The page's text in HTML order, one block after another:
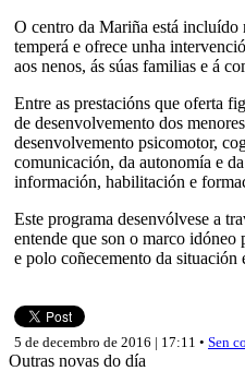
O centro da Mariña está incluído
temperá e ofrece unha
aos nenos, ás súas familias e á
Entre as prestacións que oferta
de desenvolvemento dos
desenvolvemento psicomotor,
comunicación, da autonomía e
información, habilitación e
Este programa desenvólvese a
entende que son o marco
e polo coñecemento da situación
5 de decembro de 2016 | 17:11 • Sen
Outras novas do día